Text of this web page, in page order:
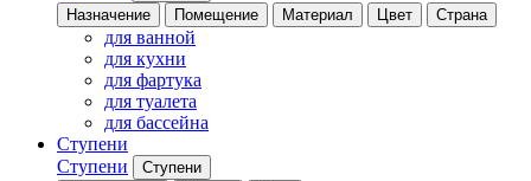
Назначение
Помещение Материал Цвет Страна
для ванной
для кухни
для фартука
для туалета
для бассейна
Ступени
Ступени
Ступени